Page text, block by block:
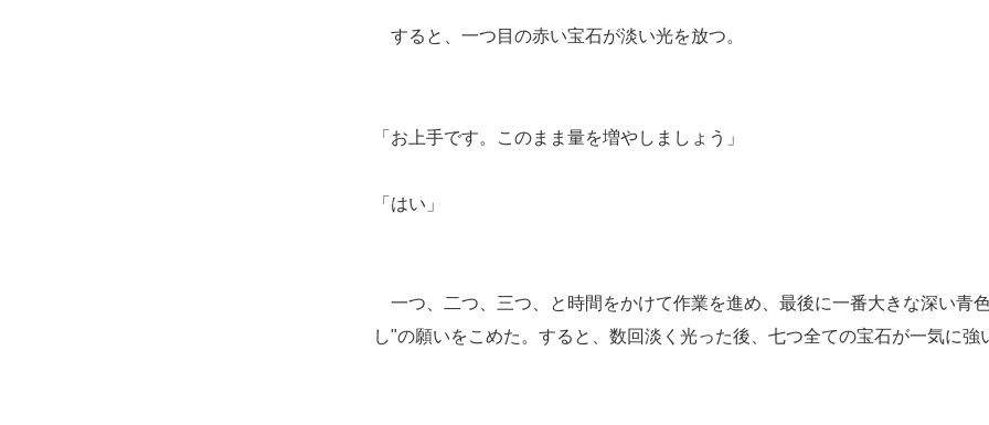
すると、一つ目の赤い宝石が淡い光を放つ。
「お上手です。このまま量を増やしましょう」
「はい」
一つ、二つ、三つ、と時間をかけて作業を進め、最後に一番大きな深い青
し"の願いをこめた。すると、数回淡く光った後、七つ全ての宝石が一気に強